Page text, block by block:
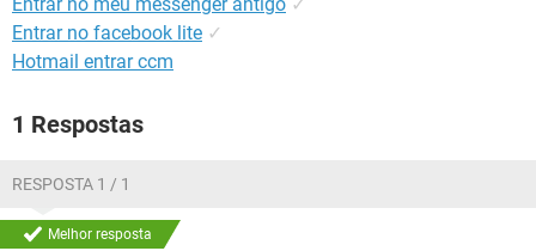
Entrar no facebook lite ✓
Hotmail entrar ccm
1 Respostas
RESPOSTA 1 / 1
Melhor resposta